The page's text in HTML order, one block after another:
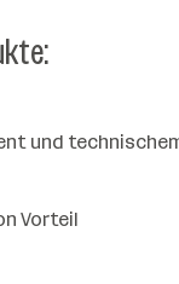
und
Vorteil